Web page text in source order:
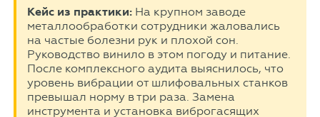
Кейс из практики:На крупном заводе
металлообработки сотрудники жаловались
на частые болезни рук и плохой сон.
Руководство винило в этом погоду и питание.
После комплексного аудита выяснилось, что
уровень вибрации от шлифовальных станков
превышал норму в три раза. Замена
инструмента и установка виброгасящих